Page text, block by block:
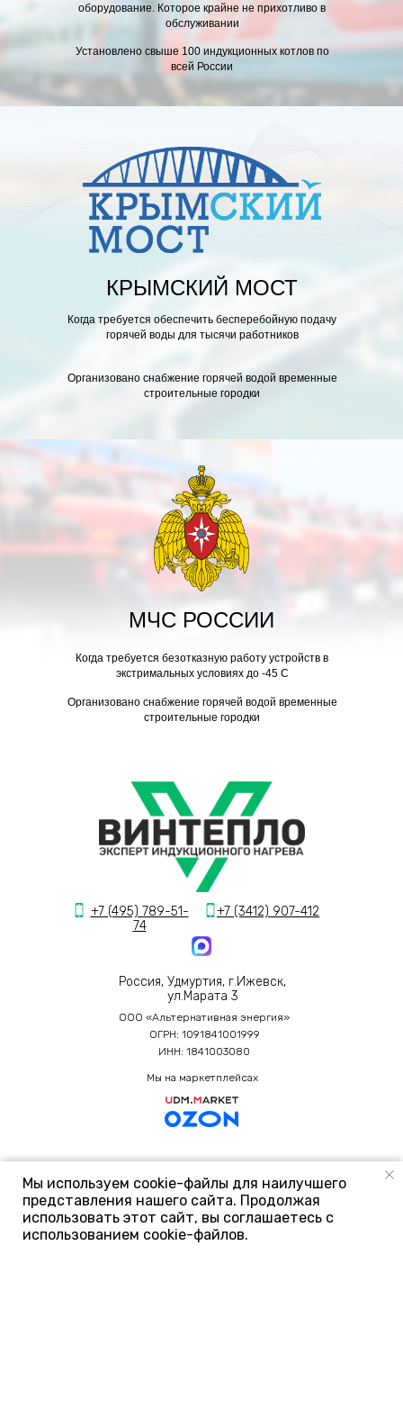
Мы используем cookie-файлы для наилучшего
представления нашего сайта. Продолжая
использовать этот сайт, вы соглашаетесь с
использованием cookie-файлов.
оборудование. Которое крайне не прихотливо в
обслуживании
Установлено свыше 100индукционных котлов по
всей России
Когда требуется обеспечить бесперебойную подачу
горячей воды для тысячи работников
Организовано снабжение горячей водой временные
строительные городки
КРЫМСКИЙ МОСТ
Когда требуется безотказную работу устройств в
экстримальных условиях до -45 С
Организовано снабжение горячей водой временные
строительные городки
МЧС РОССИИ
ПИСЬМО
+7 (495) 789-51-
74
+7 (3412) 907-412
ООО «Альтернативная энергия»
ОГРН: 1091841001999
ИНН: 1841003080
Россия, Удмуртия, г.Ижевск,
ул.Марата 3
Компания разработчик
Мы на маркетплейсах
Произведено при поддержке Фонда Содействия
Инновациям